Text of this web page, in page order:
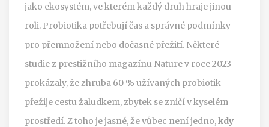
jako ekosystém, ve kterém každý druh hraje jinou
roli. Probiotika potřebují čas a správné podmínky
pro přemnožení nebo dočasné přežití. Některé
studie z prestižního magazínu Nature v roce 2023
prokázaly, že zhruba 60 % užívaných probiotik
přežije cestu žaludkem, zbytek se zničí v kyselém
prostředí. Z toho je jasné, že vůbec není jedno,kdy